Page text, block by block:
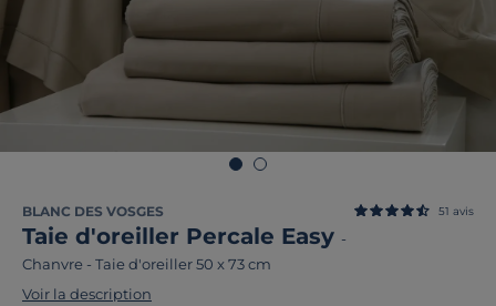
BLANC DES VOSGES
Taie d'oreiller Percale Easy -
Chanvre - Taie d'oreiller 50 x 73 cm
51 avis
Voir la description